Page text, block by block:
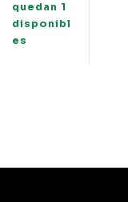
quedan 1
disponibl
es